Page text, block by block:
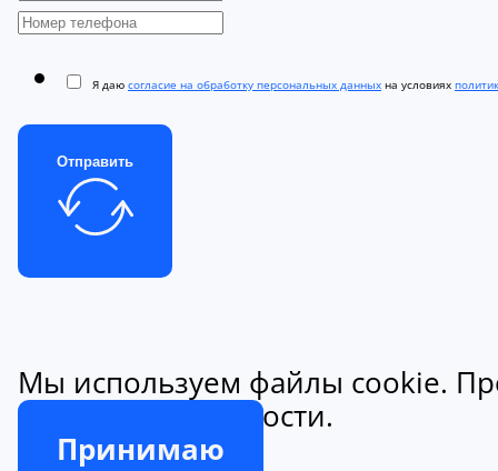
Я даю согласие на обработку персональных данных на условиях
Отправить
Мы используем файлы cookie.
конфиденциальности.
Принимаю